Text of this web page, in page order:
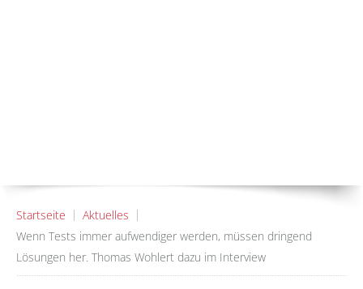
Startseite
Aktuelles
Wenn Tests immer aufwendiger werden, müssen dringend
Lösungen her. Thomas Wohlert dazu im Interview